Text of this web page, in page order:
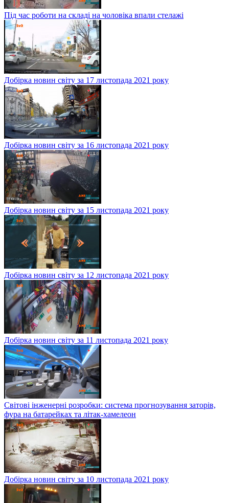
Під час роботи на складі на чоловіка впали стелажі
Добірка новин світу за 17 листопада 2021 року
Добірка новин світу за 16 листопада 2021 року
Добірка новин світу за 15 листопада 2021 року
Добірка новин світу за 12 листопада 2021 року
Добірка новин світу за 11 листопада 2021 року
Світові інженерні розробки: система прогнозування заторів,
фура на батарейках та літак-хамелеон
Добірка новин світу за 10 листопада 2021 року